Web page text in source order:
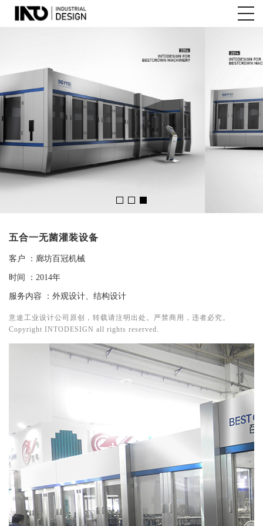
五合一无菌灌装设备
客户 ：廊坊百冠机械
时间 ：2014年
服务内容 ：外观设计、结构设计
意途工业设计公司原创，转载请注明出处。严禁商用，违者必究。
Copyright INTODESIGN all rights reserved.